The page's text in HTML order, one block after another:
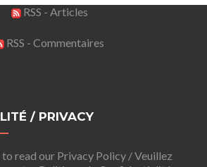
RSS - Articles
RSS - Commentaires
/ PRIVACY
to read our Privacy Policy / Veuillez